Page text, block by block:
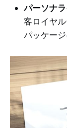
パーソナ
客ロイヤ
パッケージ